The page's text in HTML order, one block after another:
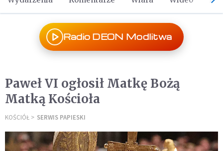
Radio DEON Modlitwa
Paweł VI ogłosił Matkę Bożą
Matką Kościoła
KOŚCIÓŁ SERWIS PAPIESKI